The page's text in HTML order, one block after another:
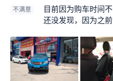
儿子就订了，因为
销售说要他们帮忙
的服务真的是很到
不满意
目前因为购车时间
还没发现，因为之